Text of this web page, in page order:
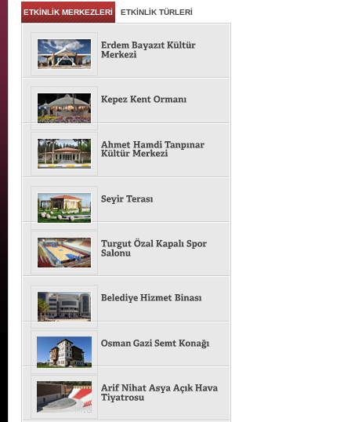
ETKİNLİK MERKEZLERİ ETKİNLİK TÜRLERİ